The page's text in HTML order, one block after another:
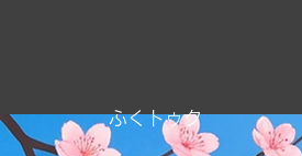
ふくトゥク